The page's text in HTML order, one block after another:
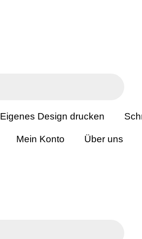
Eigenes Design drucken
Mein Konto Über uns